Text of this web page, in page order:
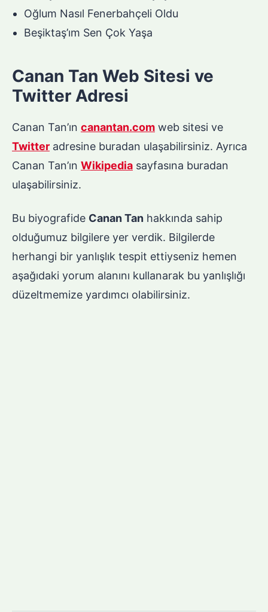
Oğlum Nasıl Fenerbahçeli Oldu
Beşiktaş’ım Sen Çok Yaşa
Canan Tan Web Sitesi ve
Twitter Adresi
Canan Tan’ın canantan.com web sitesi ve
Twitter adresine buradan ulaşabilirsiniz. Ayrıca
Canan Tan’ın Wikipedia sayfasına buradan
ulaşabilirsiniz.
Bu biyografide Canan Tan hakkında sahip
olduğumuz bilgilere yer verdik. Bilgilerde
herhangi bir yanlışlık tespit ettiyseniz hemen
aşağıdaki yorum alanını kullanarak bu yanlışlığı
düzeltmemize yardımcı olabilirsiniz.